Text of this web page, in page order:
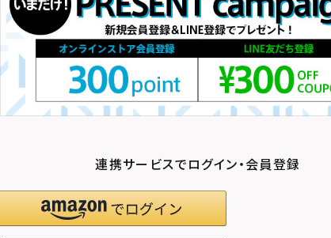
連携サービスでログイン・会員登録